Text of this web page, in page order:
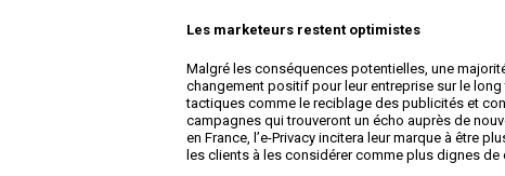
Les marketeurs restent optimistes
Malgré les conséquences potentielles, une
changement positif pour leur entreprise sur le
tactiques comme le reciblage des publicités et
campagnes qui trouveront un écho auprès de
en France, l’e-Privacy incitera leur marque à être
les clients à les considérer comme plus dignes de